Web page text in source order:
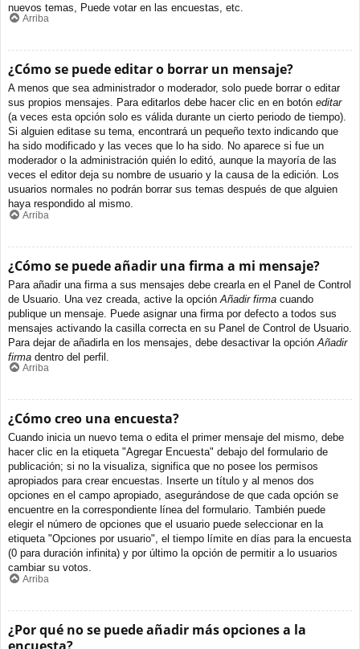
nuevos temas, Puede votar en las encuestas, etc.
Arriba
¿Cómo se puede editar o borrar un mensaje?
A menos que sea administrador o moderador, solo puede borrar o editar
sus propios mensajes. Para editarlos debe hacer clic en en botón editar
(a veces esta opción solo es válida durante un cierto periodo de tiempo).
Si alguien editase su tema, encontrará un pequeño texto indicando que
ha sido modificado y las veces que lo ha sido. No aparece si fue un
moderador o la administración quién lo editó, aunque la mayoría de las
veces el editor deja su nombre de usuario y la causa de la edición. Los
usuarios normales no podrán borrar sus temas después de que alguien
haya respondido al mismo.
Arriba
¿Cómo se puede añadir una firma a mi mensaje?
Para añadir una firma a sus mensajes debe crearla en el Panel de Control
de Usuario. Una vez creada, active la opción Añadir firma cuando
publique un mensaje. Puede asignar una firma por defecto a todos sus
mensajes activando la casilla correcta en su Panel de Control de Usuario.
Para dejar de añadirla en los mensajes, debe desactivar la opción Añadir
firma dentro del perfil.
Arriba
¿Cómo creo una encuesta?
Cuando inicia un nuevo tema o edita el primer mensaje del mismo, debe
hacer clic en la etiqueta "Agregar Encuesta" debajo del formulario de
publicación; si no la visualiza, significa que no posee los permisos
apropiados para crear encuestas. Inserte un título y al menos dos
opciones en el campo apropiado, asegurándose de que cada opción se
encuentre en la correspondiente línea del formulario. También puede
elegir el número de opciones que el usuario puede seleccionar en la
etiqueta "Opciones por usuario", el tiempo límite en días para la encuesta
(0 para duración infinita) y por último la opción de permitir a lo usuarios
cambiar su votos.
Arriba
¿Por qué no se puede añadir más opciones a la